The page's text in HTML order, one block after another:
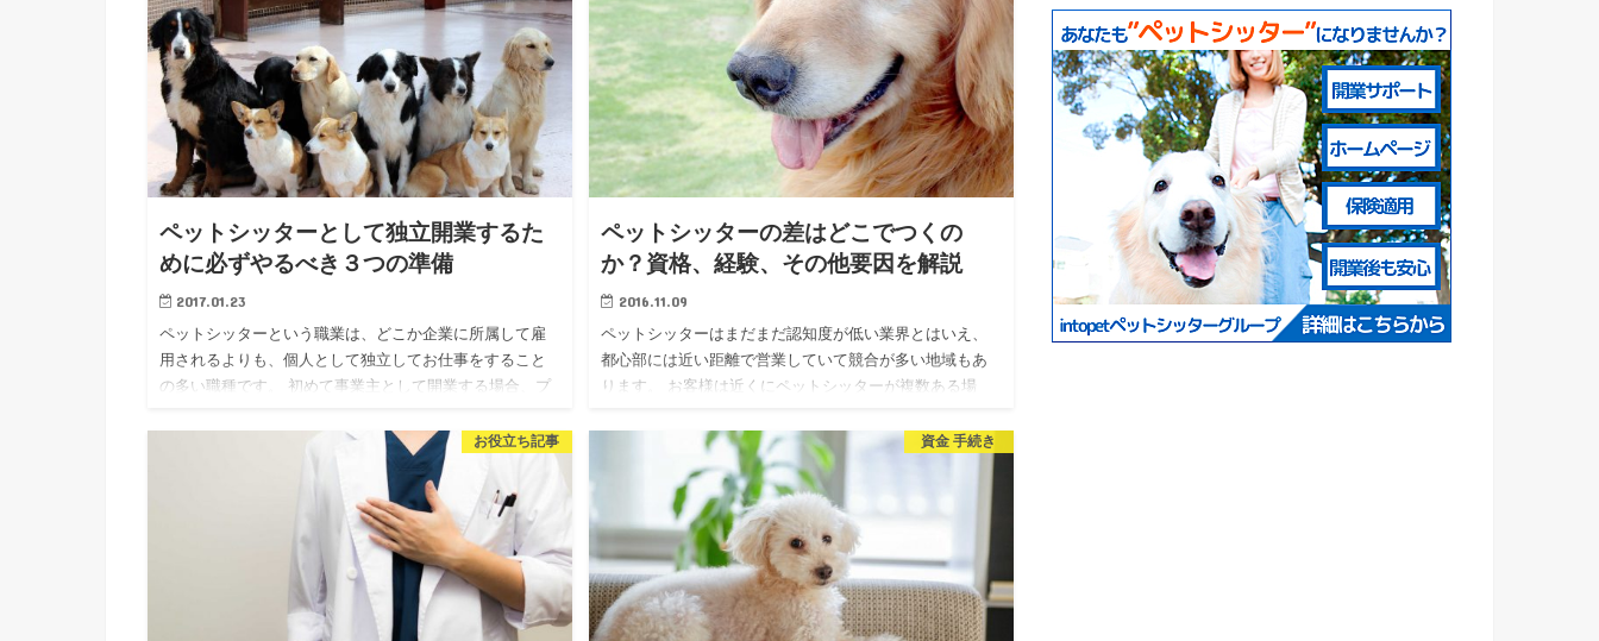
ペットシッターとして独立開業するた
めに必ずやるべき３つの準備
2017.01.23
ペットシッターという職業は、どこか企業に所属して雇
用されるよりも、個人として独立してお仕事をすること
の多い職種です。 初めて事業主として開業する場合、プ
ペットシッターの差はどこでつくの
か？資格、経験、その他要因を解説
2016.11.09
ペットシッターはまだまだ認知度が低い業界とはいえ、
都心部には近い距離で営業していて競合が多い地域もあ
ります。 お客様は近くにペットシッターが複数ある場
が、その際、信頼され選…
お役立ち記事 資金 手続き